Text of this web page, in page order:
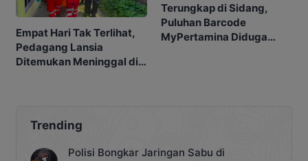
Empat Hari Tak Terlihat,
Pedagang Lansia
Ditemukan Meninggal di
Terungkap di Sidang,
Puluhan Barcode
MyPertamina Diduga
Trending
Polisi Bongkar Jaringan Sabu di